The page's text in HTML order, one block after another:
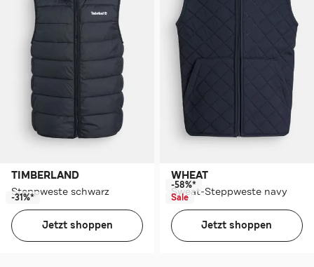
TIMBERLAND
Steppweste schwarz
-31%*
Jetzt shoppen
WHEAT
Sweat-Steppweste navy
-58%*
Sale
Jetzt shoppen